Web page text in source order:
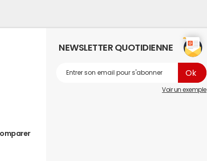
NEWSLETTER QUOTIDIENNE
Voir un exemple